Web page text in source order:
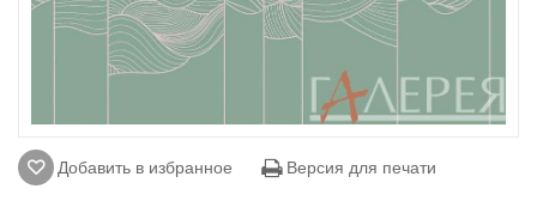
Добавить в избранное Версия для печати